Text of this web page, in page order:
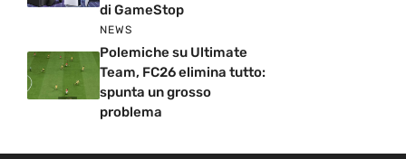
di GameStop
NEWS
Polemiche su Ultimate
Team, FC26 elimina tutto:
spunta un grosso
problema